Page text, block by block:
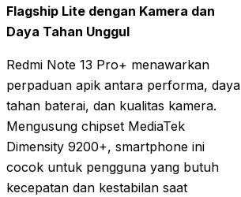
Flagship Lite dengan Kamera dan
Daya Tahan Unggul
Redmi Note 13 Pro+ menawarkan
perpaduan apik antara performa, daya
tahan baterai, dan kualitas kamera.
Mengusung chipset MediaTek
Dimensity 9200+, smartphone ini
cocok untuk pengguna yang butuh
kecepatan dan kestabilan saat